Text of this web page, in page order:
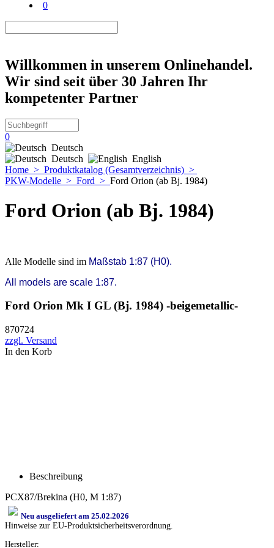
0
Willkommen in unserem Onlinehandel.
Wir sind seit über 30 Jahren Ihr
kompetenter Partner
0
Deutsch
Deutsch
English
Home > Produktkatalog (Gesamtverzeichnis) >
PKW-Modelle > Ford > Ford Orion (ab Bj. 1984)
Ford Orion (ab Bj. 1984)
Alle Modelle sind im Maßstab 1:87 (H0).
All models are scale 1:87.
Ford Orion Mk I GL (Bj. 1984) -beigemetallic-
870724
zzgl. Versand
In den Korb
Beschreibung
PCX87/Brekina (H0, M 1:87)
Neu ausgeliefert am 25.02.2026
Hinweise zur EU-Produktsicherheitsverordnung.
Hersteller: